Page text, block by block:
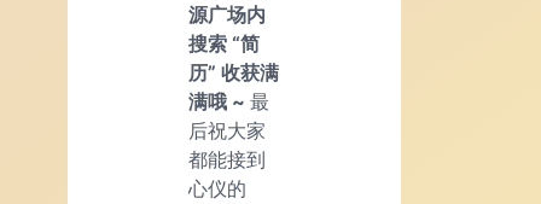
源广场内
搜索 “简
历” 收获满
满哦 ~ 最
后祝大家
都能接到
心仪的